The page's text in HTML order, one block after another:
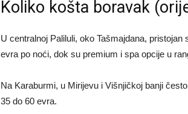
Koliko košta boravak
U centralnoj Paliluli, oko Tašmajdana,
evra po noći, dok su premium i spa opcije u
Na Karaburmi, u Mirijevu i Višnjičkoj banji
35 do 60 evra.